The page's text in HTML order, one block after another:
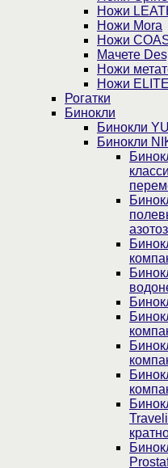
Ножи
Ножи Mora
Ножи
Мачете
Ножи
Ножи
Рогатки
Бинокли
Бинокли
Бинокли